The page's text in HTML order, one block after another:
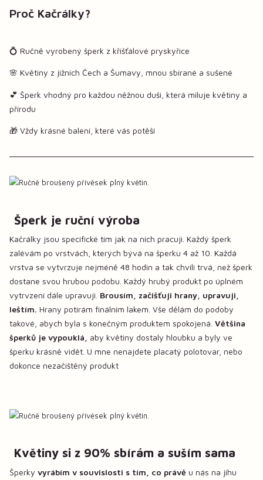
Proč Kačrálky?
💍 Ručně vyrobený šperk z křišťálové pryskyřice
🌸 Květiny z jižních Čech a Šumavy, mnou sbírané a sušené
💕 Šperk vhodný pro každou něžnou duši, která miluje květiny a
přírodu
🎁 Vždy krásné balení, které vás potěší
Šperk je ruční výroba
Kačrálky jsou specifické tím jak na nich pracuji. Každý šperk
zalévám po vrstvách, kterých bývá na šperku 4 až 10. Každá
vrstva se vytvrzuje nejméně 48 hodin a tak chvíli trvá, než šperk
dostane svou hrubou podobu. Každý hrubý produkt po úplném
vytrvzení dále upravuji. Brousím, začišťuji hrany, upravuji,
leštím. Hrany potírám finálním lakem. Vše dělám do podoby
takové, abych byla s konečným produktem spokojená. Většina
šperků je vypouklá,
aby květiny dostaly hloubku a byly ve
šperku krásně vidět. U mne nenajdete placatý polotovar, nebo
dokonce nezačištěný produkt
Květiny si z 90% sbírám a suším sama
Šperky vyrábím v souvislosti s tím, co právě u nás na jihu